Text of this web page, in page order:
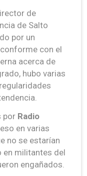
de
de Salto
por un
con el
acerca de
hubo varias
por Radio
en varias
no se estarían
en militantes del
engañados.